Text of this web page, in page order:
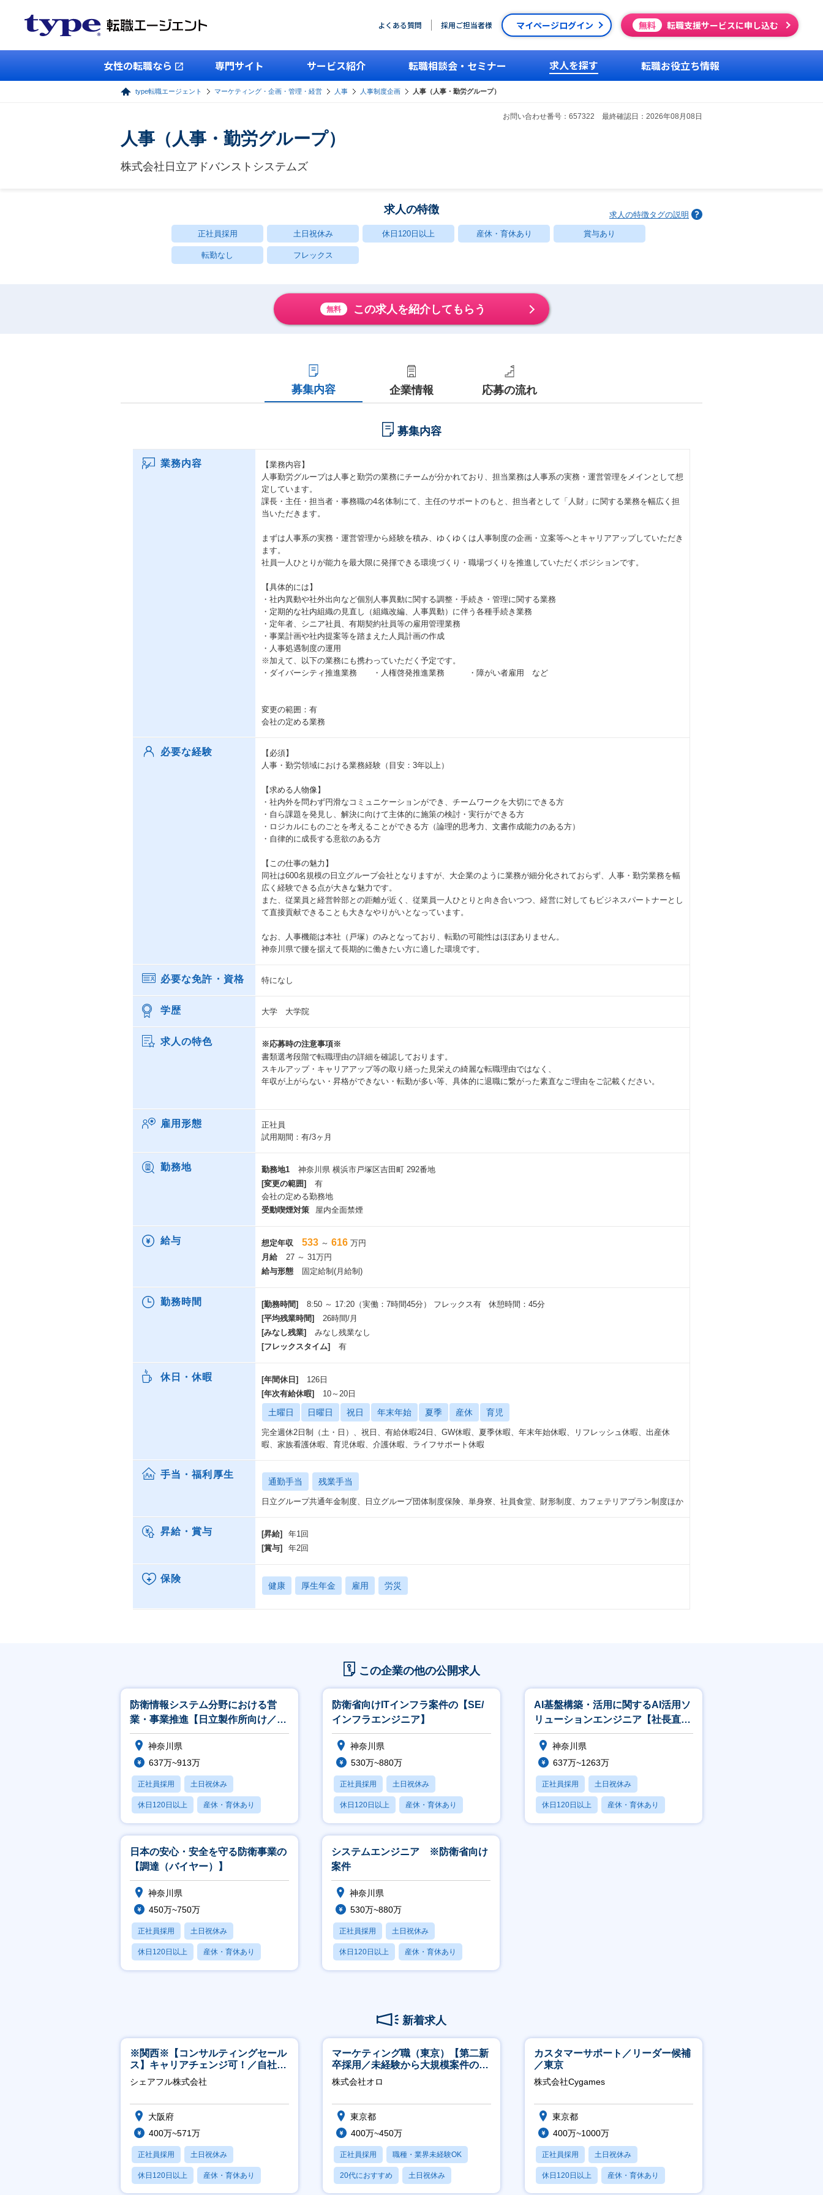
よくある質問 採用ご担当者様 マイページログイン 無料 転職支援サービスに申し込む
女性の転職なら 専門サイト サービス紹介 転職相談会・セミナー 求人を探す 転職お役立ち情報
type転職エージェント マーケティング・企画・管理・経営 人事 人事制度企画 人事（人事・勤労グループ）
お問い合わせ番号：657322 最終確認日：2026年08月08日
人事（人事・勤労グループ）
株式会社日立アドバンストシステムズ
求人の特徴 求人の特徴タグの説明
正社員採用 土日祝休み 休日120日以上 産休・育休あり 賞与あり
転勤なし フレックス
無料 この求人を紹介してもらう
募集内容 企業情報 応募の流れ
募集内容
業務内容
【業務内容】
人事勤労グループは人事と勤労の業務にチームが分かれており、担当業務は人事系の実務・運営管理をメインとして想
定しています。
課長・主任・担当者・事務職の4名体制にて、主任のサポートのもと、担当者として「人財」に関する業務を幅広く担
当いただきます。
まずは人事系の実務・運営管理から経験を積み、ゆくゆくは人事制度の企画・立案等へとキャリアアップしていただき
ます。
社員一人ひとりが能力を最大限に発揮できる環境づくり・職場づくりを推進していただくポジションです。
【具体的には】
・社内異動や社外出向など個別人事異動に関する調整・手続き・管理に関する業務
・定期的な社内組織の見直し（組織改編、人事異動）に伴う各種手続き業務
・定年者、シニア社員、有期契約社員等の雇用管理業務
・事業計画や社内提案等を踏まえた人員計画の作成
・人事処遇制度の運用
※加えて、以下の業務にも携わっていただく予定です。
・ダイバーシティ推進業務 ・人権啓発推進業務 ・障がい者雇用 など
変更の範囲：有
会社の定める業務
必要な経験
【必須】
人事・勤労領域における業務経験（目安：3年以上）
【求める人物像】
・社内外を問わず円滑なコミュニケーションができ、チームワークを大切にできる方
・自ら課題を発見し、解決に向けて主体的に施策の検討・実行ができる方
・ロジカルにものごとを考えることができる方（論理的思考力、文書作成能力のある方）
・自律的に成長する意欲のある方
【この仕事の魅力】
同社は600名規模の日立グループ会社となりますが、大企業のように業務が細分化されておらず、人事・勤労業務を幅
広く経験できる点が大きな魅力です。
また、従業員と経営幹部との距離が近く、従業員一人ひとりと向き合いつつ、経営に対してもビジネスパートナーとし
て直接貢献できることも大きなやりがいとなっています。
なお、人事機能は本社（戸塚）のみとなっており、転勤の可能性はほぼありません。
神奈川県で腰を据えて長期的に働きたい方に適した環境です。
必要な免許・資格 特になし
学歴 大学 大学院
求人の特色
※応募時の注意事項※
書類選考段階で転職理由の詳細を確認しております。
スキルアップ・キャリアアップ等の取り繕った見栄えの綺麗な転職理由ではなく、
年収が上がらない・昇格ができない・転勤が多い等、具体的に退職に繋がった素直なご理由をご記載ください。
雇用形態
正社員
試用期間：有/3ヶ月
勤務地 勤務地1
神奈川県 横浜市戸塚区吉田町 292番地
[変更の範囲]
有
会社の定める勤務地
受動喫煙対策
屋内全面禁煙
給与 想定年収 533 ～ 616 万円
月給
27 ～ 31万円
給与形態
固定給制(月給制)
勤務時間 [勤務時間]
8:50 ～ 17:20（実働：7時間45分） フレックス有 休憩時間：45分
[平均残業時間]
26時間/月
[みなし残業]
みなし残業なし
[フレックスタイム]
有
休日・休暇 [年間休日]
126日
[年次有給休暇]
10～20日
土曜日 日曜日 祝日 年末年始 夏季 産休 育児
完全週休2日制（土・日）、祝日、有給休暇24日、GW休暇、夏季休暇、年末年始休暇、リフレッシュ休暇、出産休
暇、家族看護休暇、育児休暇、介護休暇、ライフサポート休暇
手当・福利厚生
通勤手当 残業手当
日立グループ共通年金制度、日立グループ団体制度保険、単身寮、社員食堂、財形制度、カフェテリアプラン制度ほか
昇給・賞与 [昇給]
年1回
[賞与]
年2回
保険
健康 厚生年金 雇用 労災
この企業の他の公開求人
防衛情報システム分野における営
業・事業推進【日立製作所向け／法
人営業経験者歓迎（IT経験不問）】
神奈川県
637万~913万
正社員採用 土日祝休み
休日120日以上 産休・育休あり
月残業20時間以内
防衛省向けITインフラ案件の【SE/
インフラエンジニア】
神奈川県
530万~880万
正社員採用 土日祝休み
休日120日以上 産休・育休あり
賞与あり
AI基盤構築・活用に関するAI活用ソ
リューションエンジニア【社長直下
の新設組織で全社DX・AX推進】
神奈川県
637万~1263万
正社員採用 土日祝休み
休日120日以上 産休・育休あり
賞与あり
日本の安心・安全を守る防衛事業の
【調達（バイヤー）】
神奈川県
450万~750万
正社員採用 土日祝休み
休日120日以上 産休・育休あり
賞与あり
システムエンジニア ※防衛省向け
案件
神奈川県
530万~880万
正社員採用 土日祝休み
休日120日以上 産休・育休あり
賞与あり
新着求人
※関西※【コンサルティングセール
ス】キャリアチェンジ可！／自社サ
ービス『シェアフル』の営業
シェアフル株式会社
大阪府
400万~571万
正社員採用 土日祝休み
休日120日以上 産休・育休あり
マーケティング職（東京）【第二新
卒採用／未経験から大規模案件のマ
ーケティングが経験できる／研修充
実】
株式会社オロ
東京都
400万~450万
正社員採用 職種・業界未経験OK
20代におすすめ 土日祝休み
カスタマーサポート／リーダー候補
／東京
株式会社Cygames
東京都
400万~1000万
正社員採用 土日祝休み
休日120日以上 産休・育休あり